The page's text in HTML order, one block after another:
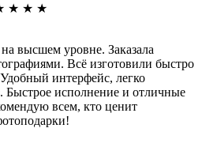
★ ★ ★
высшем уровне. Заказала
Всё изготовили быстро
интерфейс, легко
Быстрое исполнение и отличные
всем, кто ценит